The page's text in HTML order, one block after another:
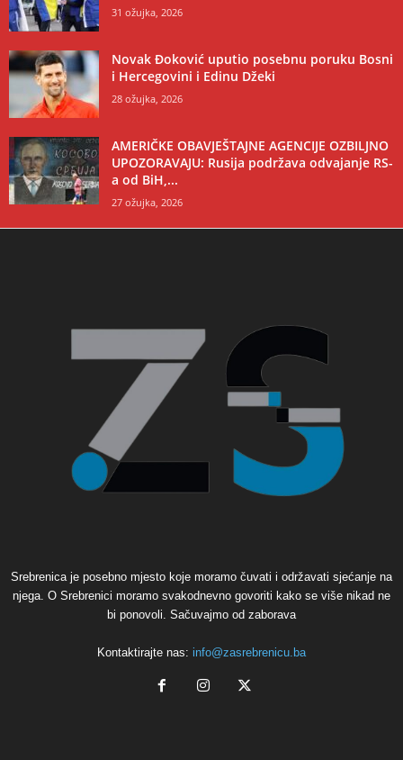
31 ožujka, 2026
Novak Đoković uputio posebnu poruku Bosni
i Hercegovini i Edinu Džeki
28 ožujka, 2026
AMERIČKE OBAVJEŠTAJNE AGENCIJE OZBILJNO
UPOZORAVAJU: Rusija podržava odvajanje RS-
a od BiH,...
27 ožujka, 2026
Srebrenica je posebno mjesto koje moramo čuvati i održavati sjećanje na
njega. O Srebrenici moramo svakodnevno govoriti kako se više nikad ne
bi ponovoli. Sačuvajmo od zaborava
Kontaktirajte nas: info@zasrebrenicu.ba